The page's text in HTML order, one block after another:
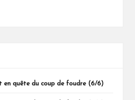
en quête du coup de foudre (6/6)